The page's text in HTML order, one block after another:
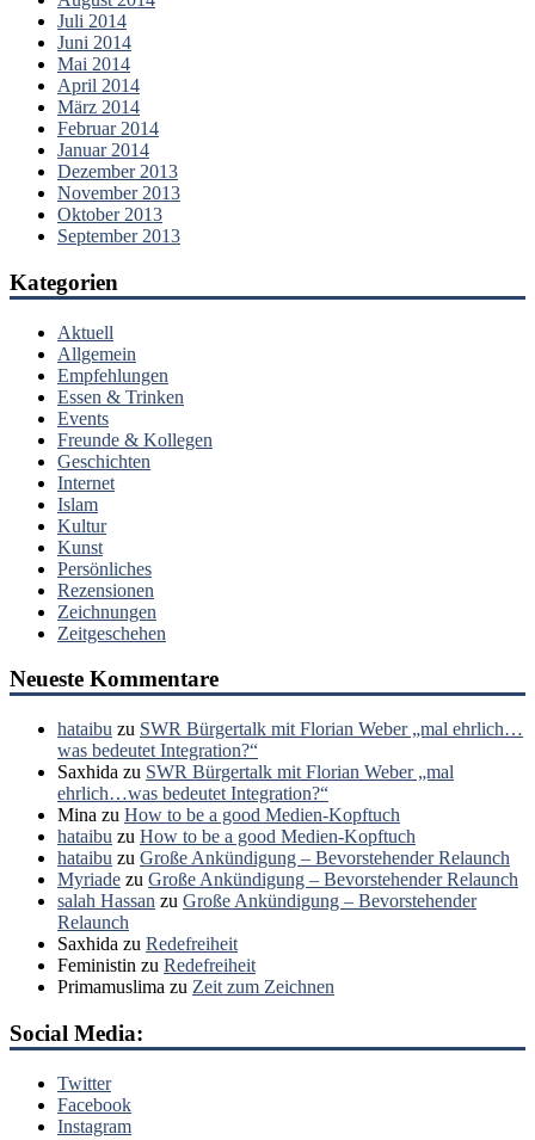
Juli 2014
Juni 2014
Mai 2014
April 2014
März 2014
Februar 2014
Januar 2014
Dezember 2013
November 2013
Oktober 2013
September 2013
Kategorien
Aktuell
Allgemein
Empfehlungen
Essen & Trinken
Events
Freunde & Kollegen
Geschichten
Internet
Islam
Kultur
Kunst
Persönliches
Rezensionen
Zeichnungen
Zeitgeschehen
Neueste Kommentare
hataibu zu SWR Bürgertalk mit Florian Weber „mal ehrlich…
was bedeutet Integration?“
Saxhida zu SWR Bürgertalk mit Florian Weber „mal
ehrlich…was bedeutet Integration?“
Mina zu How to be a good Medien-Kopftuch
hataibu zu How to be a good Medien-Kopftuch
hataibu zu Große Ankündigung – Bevorstehender Relaunch
Myriade zu Große Ankündigung – Bevorstehender Relaunch
salah Hassan zu Große Ankündigung – Bevorstehender
Relaunch
Saxhida zu Redefreiheit
Feministin zu Redefreiheit
Primamuslima zu Zeit zum Zeichnen
Social Media:
Twitter
Facebook
Instagram